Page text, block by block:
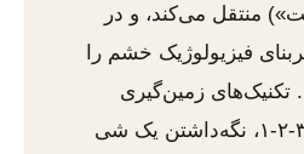
منتقل می‌کند، و در
ثانیه زیربنای فیزیولوژیک خشم را
می‌دهد [۴۵،۶۳]. تکنیک‌های زمین‌گیری
(جهت‌یابی حسی ۵-۴-۳-۲-۱، نگه‌داشتن یک شی